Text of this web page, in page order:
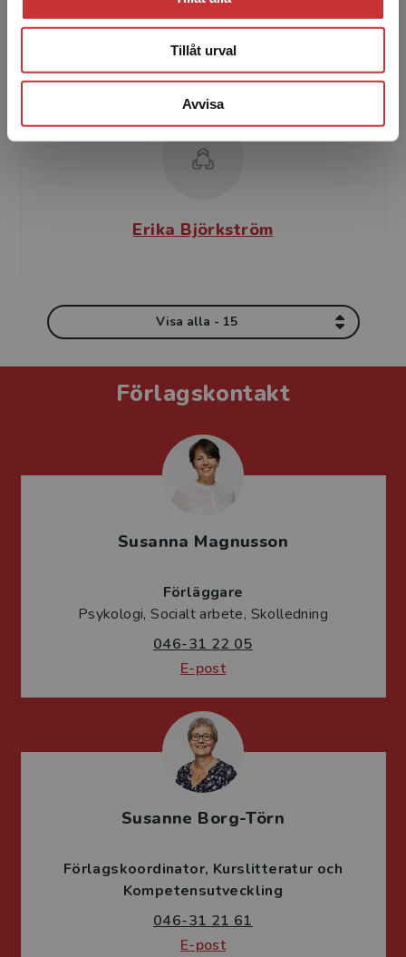
Tillåt urval
Avvisa
Stockholms universitet. Skott disputerade
Erika Björkström
Visa alla - 15
Förlagskontakt
Susanna Magnusson
Förläggare
Psykologi, Socialt arbete, Skolledning
046-31 22 05
E-post
Susanne Borg-Törn
Förlagskoordinator Kurslitteratur och
Kompetensutveckling
046-31 21 61
E-post